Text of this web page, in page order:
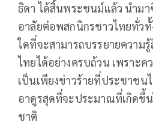
ธิดา ได้สิ้นพระชนม์แล้ว นำม
อาลัยต่อพสกนิกรชาวไทยทั่ว
ใดที่จะสามารถบรรยายความ
ไทยได้อย่างครบถ้วน เพราะค
เป็นเพียงข่าวร้ายที่ประชาชน
อาดูรสุดที่จะประมาณที่เกิดขึ้
ชาติ